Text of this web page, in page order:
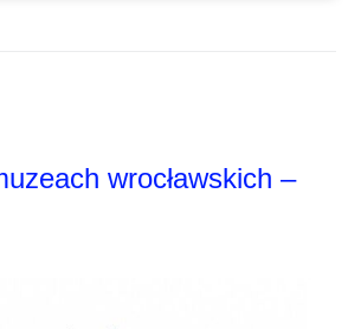
wrocławskich –